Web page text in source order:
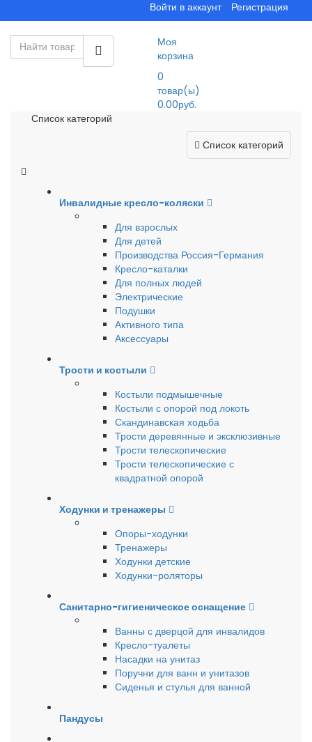
Войти в аккаунт Регистрация
Моя
корзина
0
товар(ы)
0.00руб.
Список категорий
Список категорий
Инвалидные кресло-коляски
Для взрослых
Для детей
Производства Россия-Германия
Кресло-каталки
Для полных людей
Электрические
Подушки
Активного типа
Аксессуары
Трости и костыли
Костыли подмышечные
Костыли с опорой под локоть
Скандинавская ходьба
Трости деревянные и эксклюзивные
Трости телескопические
Трости телескопические с
квадратной опорой
Ходунки и тренажеры
Опоры-ходунки
Тренажеры
Ходунки детские
Ходунки-роляторы
Санитарно-гигиеническое оснащение
Ванны с дверцой для инвалидов
Кресло-туалеты
Насадки на унитаз
Поручни для ванн и унитазов
Сиденья и стулья для ванной
Пандусы